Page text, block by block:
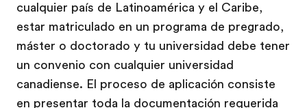
cualquier país de Latinoamérica y el Caribe,
estar matriculado en un programa de pregrado,
máster o doctorado y tu universidad debe tener
un convenio con cualquier universidad
canadiense. El proceso de aplicación consiste
en presentar toda la documentación requerida